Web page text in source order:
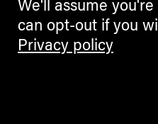
We'll assume
can opt-out if you
Privacy policy